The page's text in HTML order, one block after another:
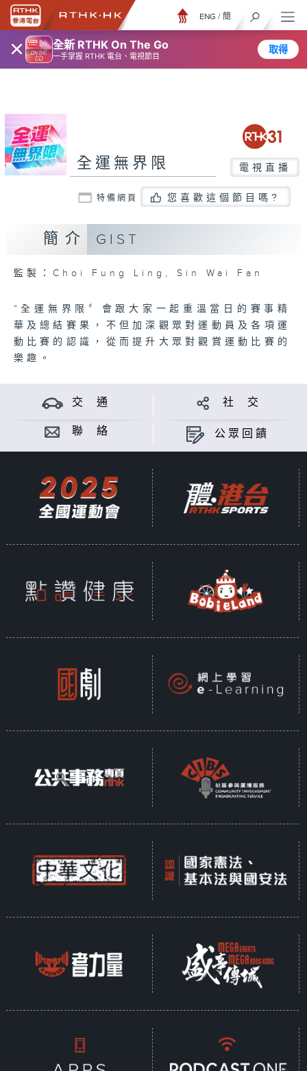
× 全新 RTHK On The Go
一手掌握 RTHK 電台、電視節目
取得
ENG / 簡
全運無界限 電視直播
特備網頁 您喜歡這個節目嗎?
簡介 GIST
監製：Choi Fung Ling, Sin Wai Fan
“全運無界限〞會跟大家一起重溫當日的賽事精
華及總結賽果，不但加深觀眾對運動員及各項運
動比賽的認識，從而提升大眾對觀賞運動比賽的
樂趣。
交 通 社 交
聯 絡 公眾回饋